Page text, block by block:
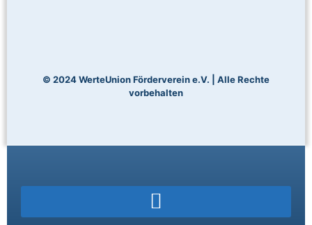
© 2024 WerteUnion Förderverein e.V. | Alle Rechte
vorbehalten